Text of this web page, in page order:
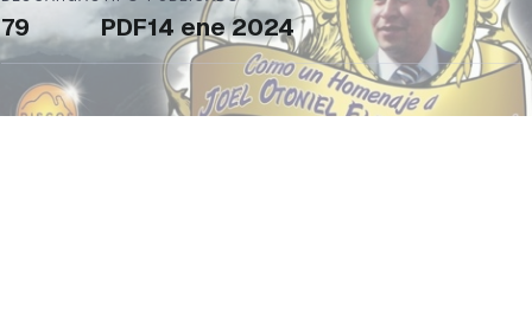
79 PDF14 ene 2024